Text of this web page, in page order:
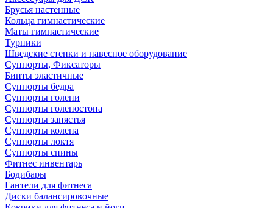
Брусья настенные
Кольца гимнастические
Маты гимнастические
Турники
Шведские стенки и навесное оборудование
Суппорты, Фиксаторы
Бинты эластичные
Суппорты бедра
Суппорты голени
Суппорты голеностопа
Суппорты запястья
Суппорты колена
Суппорты локтя
Суппорты спины
Фитнес инвентарь
Бодибары
Гантели для фитнеса
Диски балансировочные